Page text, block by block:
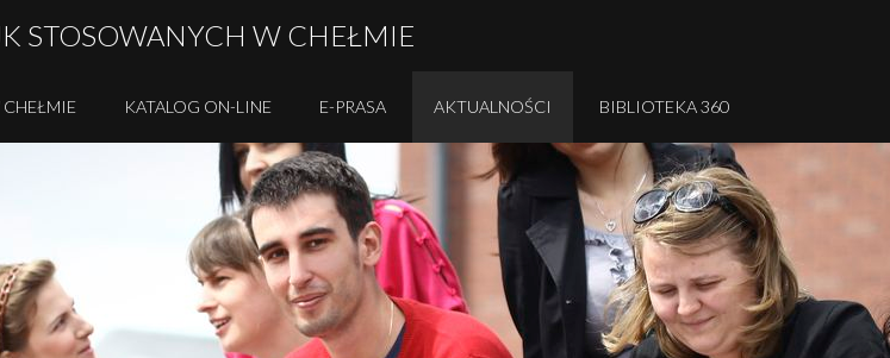
STOSOWANYCH W CHEŁMIE
CHEŁMIE KATALOG ON-LINE E-PRASA AKTUALNOŚCI BIBLIOTEKA 360